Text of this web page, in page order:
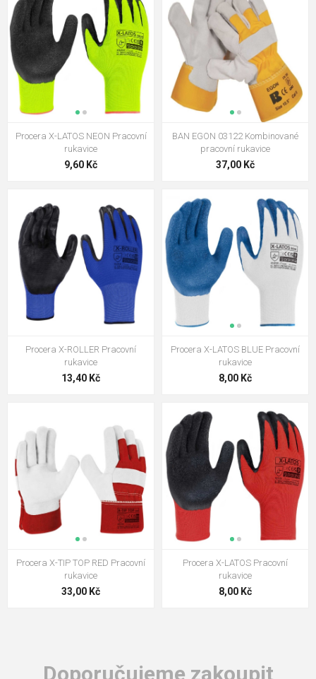
Procera X-LATOS NEON Pracovní
rukavice
9,60 Kč
BAN EGON 03122 Kombinované
pracovní rukavice
37,00 Kč
Procera X-ROLLER Pracovní
rukavice
13,40 Kč
Procera X-LATOS BLUE Pracovní
rukavice
8,00 Kč
Procera X-TIP TOP RED Pracovní
rukavice
33,00 Kč
Procera X-LATOS Pracovní
rukavice
8,00 Kč
Doporučujeme zakoupit